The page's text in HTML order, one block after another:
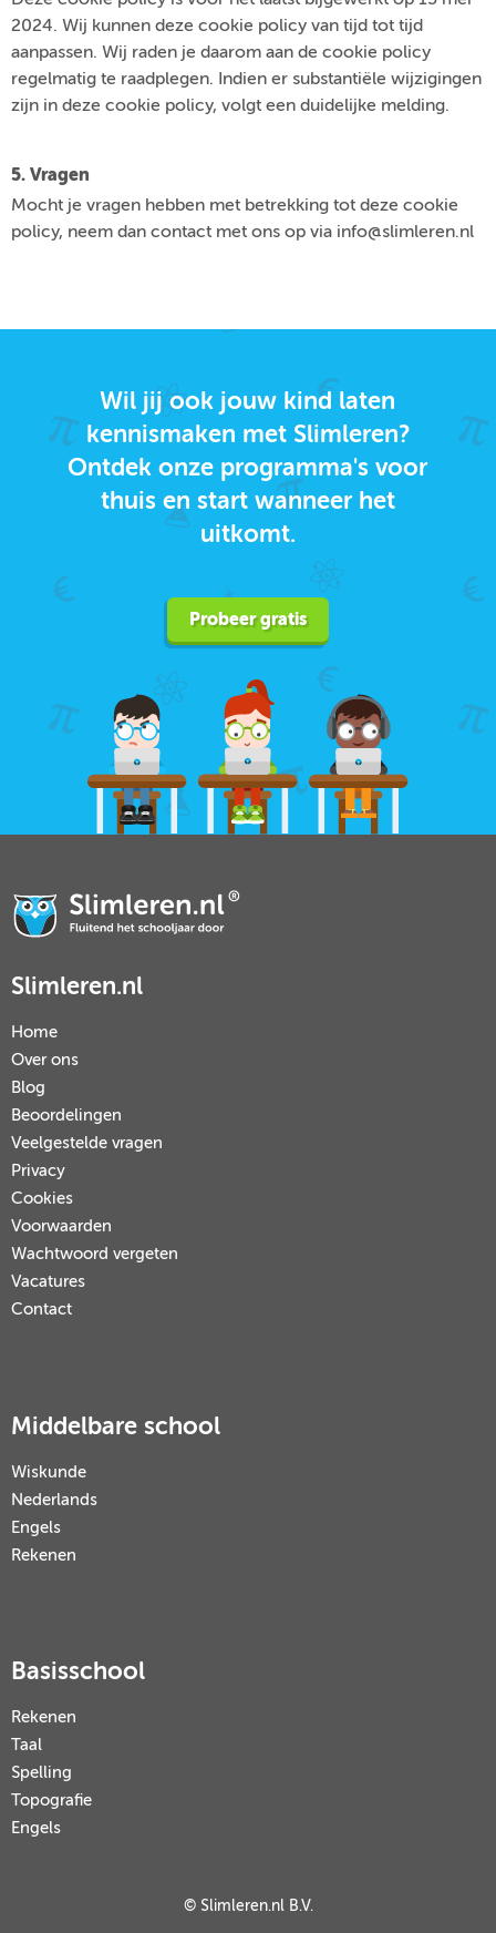
2024. Wij kunnen deze cookie policy van tijd tot tijd
aanpassen. Wij raden je daarom aan de cookie policy
regelmatig te raadplegen. Indien er substantiële wijzigingen
zijn in deze cookie policy, volgt een duidelijke melding.
5. Vragen
Mocht je vragen hebben met betrekking tot deze cookie
policy, neem dan contact met ons op via info@slimleren.nl
Wil jij ook jouw kind laten
kennismaken met Slimleren?
Ontdek onze programma's voor
thuis en start wanneer het
uitkomt.
Probeer gratis
Slimleren.nl
Home
Over ons
Blog
Beoordelingen
Veelgestelde vragen
Privacy
Cookies
Voorwaarden
Wachtwoord vergeten
Vacatures
Contact
Middelbare school
Wiskunde
Nederlands
Engels
Rekenen
Basisschool
Rekenen
Taal
Spelling
Topografie
Engels
© Slimleren.nl B.V.